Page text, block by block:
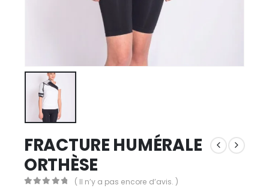
FRACTURE HUMÉRALE
ORTHÈSE
( Il n’y a pas encore d’avis. )